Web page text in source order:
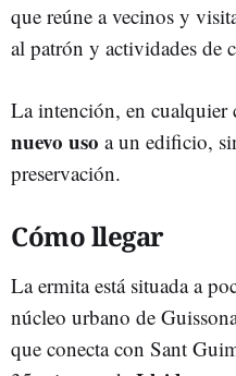
que reúne a vecinos y
al patrón y actividades de
La intención, en cualquier
nuevo uso a un edificio,
preservación.
Cómo llegar
La ermita está situada a
núcleo urbano de
que conecta con Sant